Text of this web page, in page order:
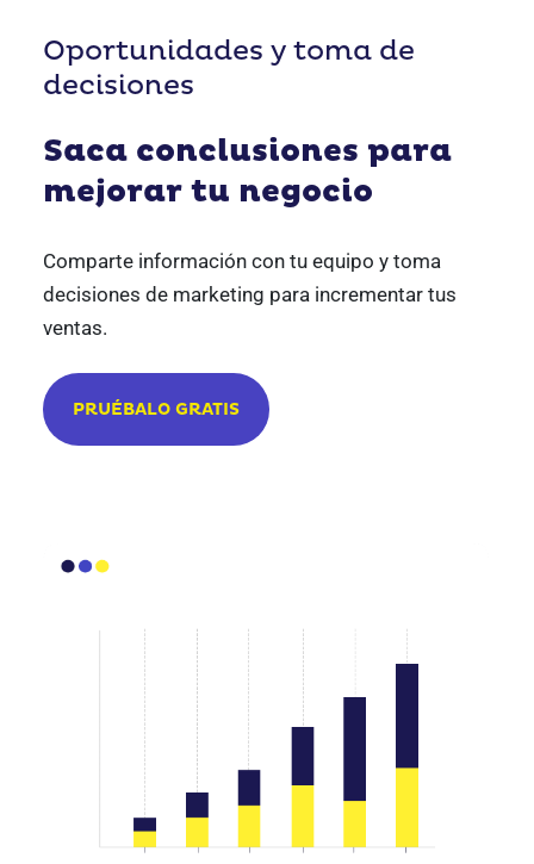
Oportunidades y toma de
decisiones
Saca conclusiones para
mejorar tu negocio
Comparte información con tu equipo y toma
decisiones de marketing para incrementar tus
ventas.
PRUÉBALO GRATIS